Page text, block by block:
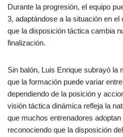
Durante la progresión, el equipo
3, adaptándose a la situación en
que la disposición táctica cambia
finalización.
Sin balón, Luis Enrique subrayó la
que la formación puede variar
dependiendo de la posición y
visión táctica dinámica refleja la
que muchos entrenadores adoptan
reconociendo que la disposición